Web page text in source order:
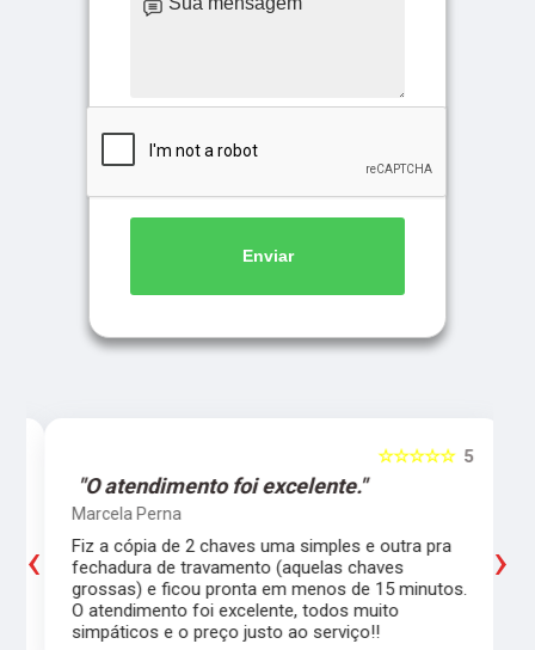
Enviar
5
☆☆☆☆☆
"O atendimento foi excelente."
Marcela Perna
Fiz a cópia de 2 chaves uma simples e outra pra
fechadura de travamento (aquelas chaves
grossas) e ficou pronta em menos de 15 minutos.
O atendimento foi excelente, todos muito
simpáticos e o preço justo ao serviço!!
‹ ›